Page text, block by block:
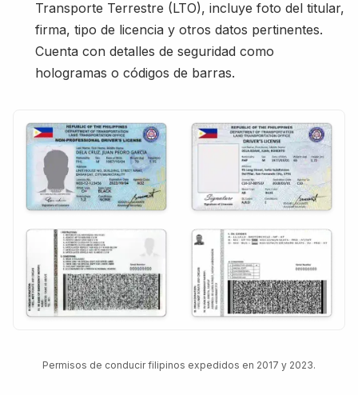
Transporte Terrestre (LTO), incluye foto del titular,
firma, tipo de licencia y otros datos pertinentes.
Cuenta con detalles de seguridad como
hologramas o códigos de barras.
Permisos de conducir filipinos expedidos en 2017 y 2023.